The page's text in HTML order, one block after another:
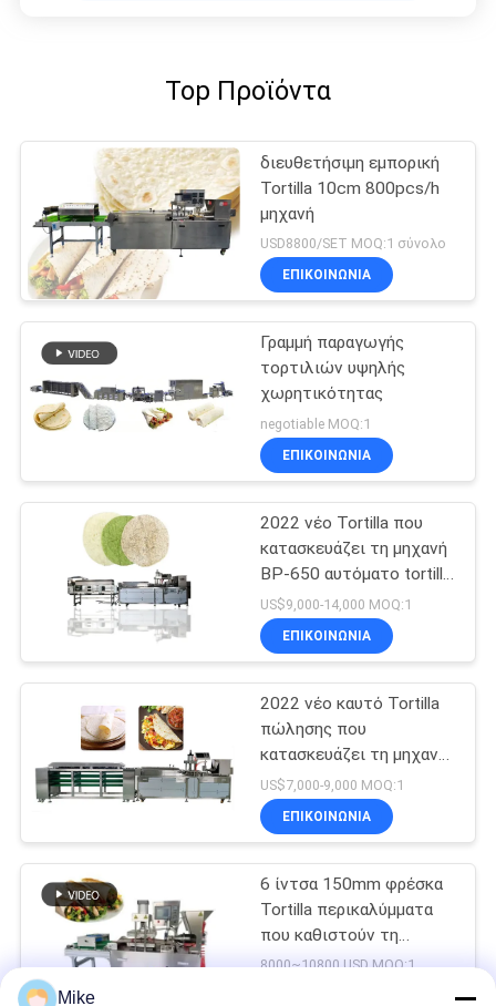
Top Προϊόντα
διευθετήσιμη εμπορική
Tortilla 10cm 800pcs/h
μηχανή
USD8800/SET MOQ:1 σύνολο
ΕΠΙΚΟΙΝΩΝΊΑ
Γραμμή παραγωγής
τορτιλιών υψηλής
χωρητικότητας
negotiable MOQ:1
ΕΠΙΚΟΙΝΩΝΊΑ
2022 νέο Tortilla που
κατασκευάζει τη μηχανή
BP-650 αυτόματο tortilla
που κατασκευάζει τη
μηχανή
US$9,000-14,000 MOQ:1
ΕΠΙΚΟΙΝΩΝΊΑ
2022 νέο καυτό Tortilla
πώλησης που
κατασκευάζει τη μηχανή
BP-550 Tortilla τη
γραμμή παραγωγής
US$7,000-9,000 MOQ:1
ΕΠΙΚΟΙΝΩΝΊΑ
6 ίντσα 150mm φρέσκα
Tortilla περικαλύμματα
που καθιστούν τη
μηχανή πλήρη αυτόματο
8000~10800 USD MOQ:1
Mike